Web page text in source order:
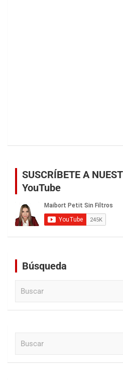
SUSCRÍBETE A
YouTube
Búsqueda